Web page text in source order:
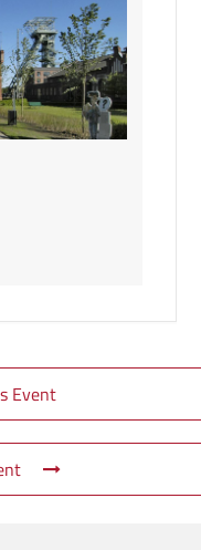
Event